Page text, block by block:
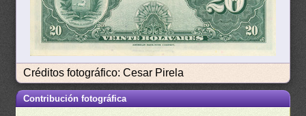
Créditos fotográfico: Cesar Pirela
Contribución fotográfica